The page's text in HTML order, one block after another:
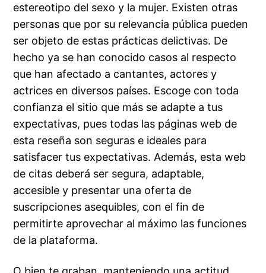
estereotipo del sexo y la mujer. Existen otras
personas que por su relevancia pública pueden
ser objeto de estas prácticas delictivas. De
hecho ya se han conocido casos al respecto
que han afectado a cantantes, actores y
actrices en diversos países. Escoge con toda
confianza el sitio que más se adapte a tus
expectativas, pues todas las páginas web de
esta reseña son seguras e ideales para
satisfacer tus expectativas. Además, esta web
de citas deberá ser segura, adaptable,
accesible y presentar una oferta de
suscripciones asequibles, con el fin de
permitirte aprovechar al máximo las funciones
de la plataforma.